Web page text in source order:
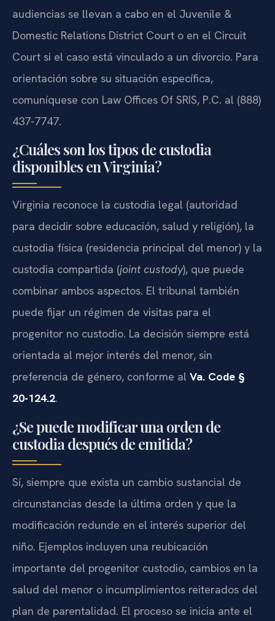
audiencias se llevan a cabo en el Juvenile &
Domestic Relations District Court o en el Circuit
Court si el caso está vinculado a un divorcio. Para
orientación sobre su situación específica,
comuníquese con Law Offices Of SRIS, P.C. al (888)
437-7747.
¿Cuáles son los tipos de custodia
disponibles en Virginia?
Virginia reconoce la custodia legal (autoridad
para decidir sobre educación, salud y religión), la
custodia física (residencia principal del menor) y la
custodia compartida (joint custody), que puede
combinar ambos aspectos. El tribunal también
puede fijar un régimen de visitas para el
progenitor no custodio. La decisión siempre está
orientada al mejor interés del menor, sin
preferencia de género, conforme al Va. Code §
20-124.2.
¿Se puede modificar una orden de
custodia después de emitida?
Sí, siempre que exista un cambio sustancial de
circunstancias desde la última orden y que la
modificación redunde en el interés superior del
niño. Ejemplos incluyen una reubicación
importante del progenitor custodio, cambios en la
salud del menor o incumplimientos reiterados del
plan de parentalidad. El proceso se inicia ante el